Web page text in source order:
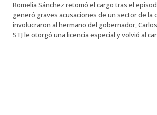
Romelia Sánchez retomó el cargo tras el
generó graves acusaciones de un sector de la
involucraron al hermano del gobernador,
STJ le otorgó una licencia especial y volvió al